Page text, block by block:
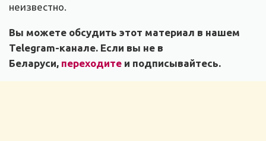
неизвестно.
Вы можете обсудить этот материал в нашем
Telegram-канале. Если вы не в
Беларуси, переходите и подписывайтесь.